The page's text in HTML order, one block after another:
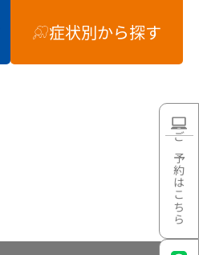
ご予約はこちら
症状別から探す